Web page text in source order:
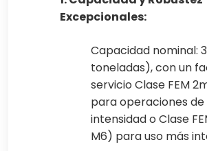
Excepcionales:
Capacidad nominal:
toneladas), con un
servicio Clase FEM
para operaciones
intensidad o Clase
M6) para uso más